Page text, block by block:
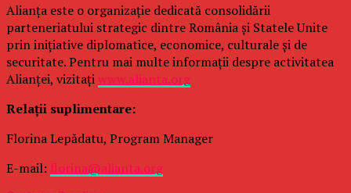
Alianța este o organizație dedicată consolidării
parteneriatului strategic dintre România și Statele Unite
prin inițiative diplomatice, economice, culturale și de
securitate. Pentru mai multe informații despre activitatea
Alianței, vizitațiwww.alianta.org
Relații suplimentare:
Florina Lepădatu, Program Manager
E-mail: florina@alianta.org